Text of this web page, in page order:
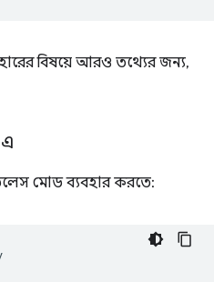
বিষয়ে আরও তথ্যের জন্য,
মোড ব্যবহার করতে: